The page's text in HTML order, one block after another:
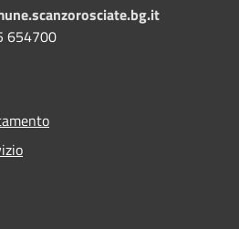
654700